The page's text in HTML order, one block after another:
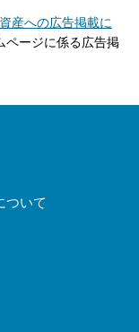
産への広告掲載に
ページに係る広告掲
ついて